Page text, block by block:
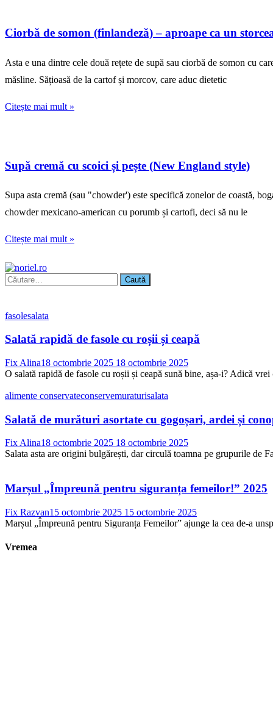
Ciorbă de somon (finlandeză) – aproape ca un
Asta e una dintre cele două rețete de supă sau ciorbă de somon cu
măsline. Sățioasă de la cartof și morcov, care aduc dietetic
Citește mai mult »
Supă cremă cu scoici și pește (New England style)
Supa asta cremă (sau "chowder') este specifică zonelor de coastă,
chowder mexicano-american cu porumb și cartofi, deci să nu le
Citește mai mult »
Caută
după:
fasolesalata
Salată rapidă de fasole cu roșii și ceapă
Fix Alina18 octombrie 2025 18 octombrie 2025
O salată rapidă de fasole cu roșii și ceapă sună bine, așa-i? Adică
alimente conservateconservemuraturisalata
Salată de murături asortate cu gogoșari, ardei și
Fix Alina18 octombrie 2025 18 octombrie 2025
Salata asta are origini bulgărești, dar circulă toamna pe grupurile de
Marșul „Împreună pentru siguranța femeilor!” 2025
Fix Razvan15 octombrie 2025 15 octombrie 2025
Marșul „Împreună pentru Siguranța Femeilor” ajunge la cea de-a
Vremea